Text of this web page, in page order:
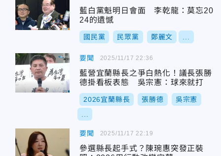
藍白黨魁明日會面 李乾龍：莫忘20
24的遺憾
國民黨 民眾黨 鄭麗文
要聞
藍營宜蘭縣長之爭白熱化！議長張勝
德掛看板表態 吳宗憲：球來就打
2026宜蘭縣長 張勝德 吳宗憲
2025/11/17 22:36
要聞
參選縣長起手式？陳琬惠突發正裝
2025/11/17 22:19